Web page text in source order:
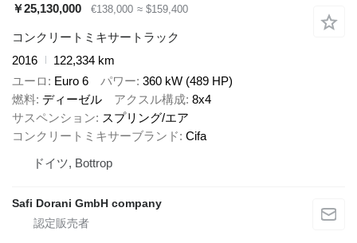
￥25,130,000 €138,000 ≈ $159,400
コンクリートミキサートラック
2016
122,334 km
ユーロ
Euro 6 パワー 360 kW (489 HP)
燃料 ディーゼル アクスル構成 8x4
サスペンション
スプリング/エア
コンクリートミキサーブランド Cifa
ドイツ, Bottrop
Safi Dorani GmbH company